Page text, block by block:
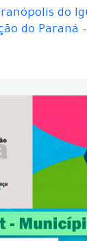
do
do Paraná